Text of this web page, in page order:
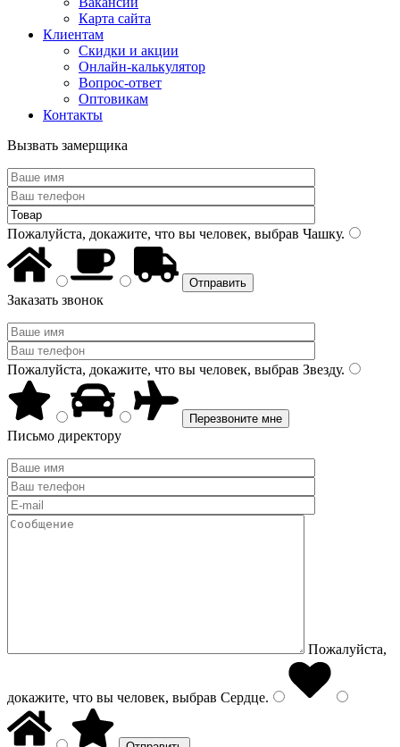
Карта сайта
Клиентам
Скидки и акции
Онлайн-калькулятор
Вопрос-ответ
Оптовикам
Контакты
Вызвать замерщика
Пожалуйста, докажите, что вы человек, выбрав Чашку.
Заказать звонок
Пожалуйста, докажите, что вы человек, выбрав Звезду.
Письмо директору
Пожалуйста,
докажите, что вы человек, выбрав Сердце.